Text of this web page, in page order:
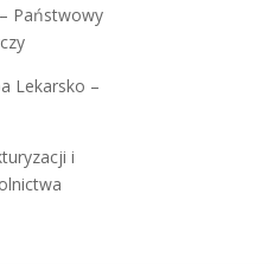
Państwowy
Lekarsko –
i